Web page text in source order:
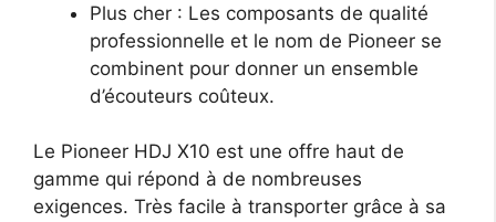
Plus cher : Les composants de qualité
professionnelle et le nom de Pioneer se
combinent pour donner un ensemble
d’écouteurs coûteux.
Le Pioneer HDJ X10 est une offre haut de
gamme qui répond à de nombreuses
exigences. Très facile à transporter grâce à sa